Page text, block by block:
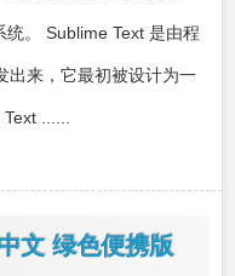
。 Sublime Text 是由程
出来，它最初被设计为一
......
文 绿色便携版